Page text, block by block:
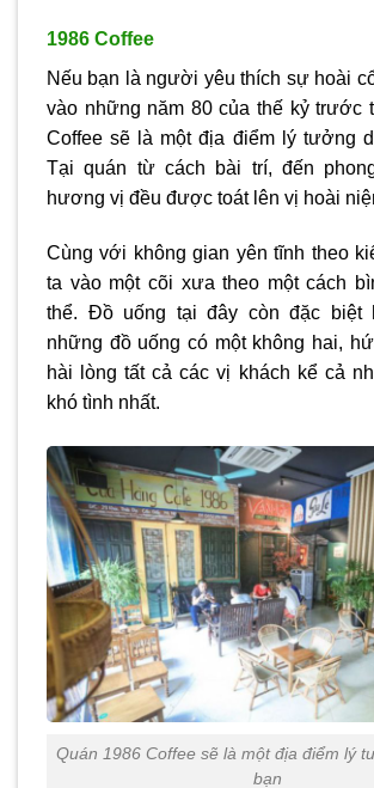
1986 Coffee
Nếu bạn là người yêu thích sự hoài
vào những năm 80 của thế kỷ trước
Coffee sẽ là một địa điểm lý tưởng
Tại quán từ cách bài trí, đến
hương vị đều được toát lên vị hoài
Cùng với không gian yên tĩnh theo
ta vào một cõi xưa theo một cách
thể. Đồ uống tại đây còn đặc biệt
những đồ uống có một không hai,
hài lòng tất cả các vị khách kể cả
khó tình nhất.
Quán 1986 Coffee sẽ là một địa điểm lý
bạn